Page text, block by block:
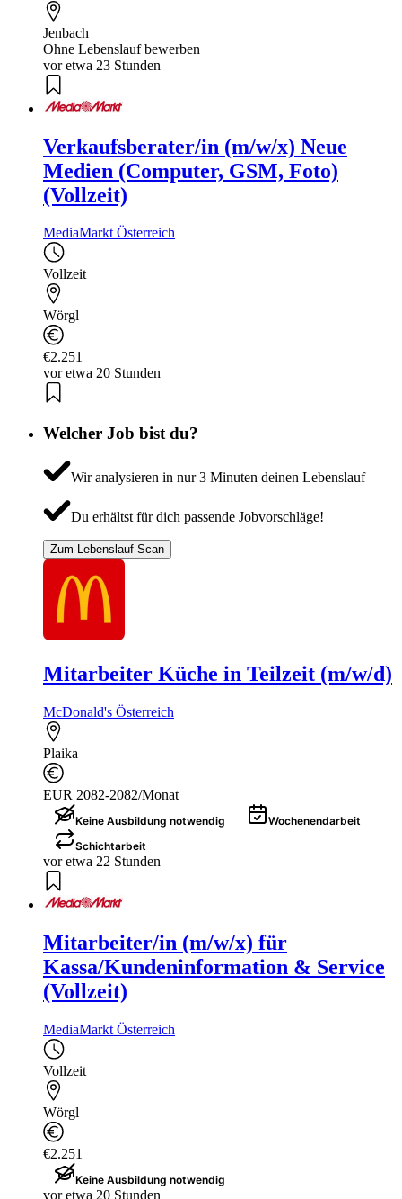
Jenbach
Ohne Lebenslauf bewerben
vor etwa 23 Stunden
Verkaufsberater/in (m/w/x) Neue
Medien (Computer, GSM, Foto)
(Vollzeit)
MediaMarkt Österreich
Vollzeit
Wörgl
€2.251
vor etwa 20 Stunden
Welcher Job bist du?
Wir analysieren in nur 3 Minuten deinen Lebenslauf
Du erhältst für dich passende Jobvorschläge!
Zum Lebenslauf-Scan
Mitarbeiter Küche in Teilzeit (m/w/d)
McDonald's Österreich
Plaika
EUR 2082-2082/Monat
Keine Ausbildung notwendig
Wochenendarbeit
Schichtarbeit
vor etwa 22 Stunden
Mitarbeiter/in (m/w/x) für
Kassa/Kundeninformation & Service
(Vollzeit)
MediaMarkt Österreich
Vollzeit
Wörgl
€2.251
Keine Ausbildung notwendig
vor etwa 20 Stunden